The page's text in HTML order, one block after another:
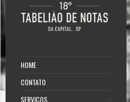
HOME
CONTATO
SERVIÇOS